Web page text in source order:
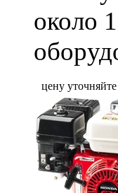
около
цену уточняйте